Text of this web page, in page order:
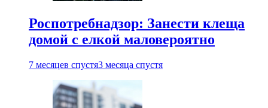
Роспотребнадзор: Занести клеща
домой с елкой маловероятно
7 месяцев спустя3 месяца спустя